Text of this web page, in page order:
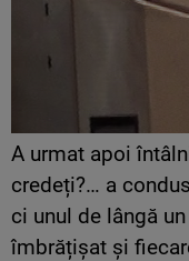
A urmat apoi
credeți?… a
ci unul de lângă
îmbrățișat și